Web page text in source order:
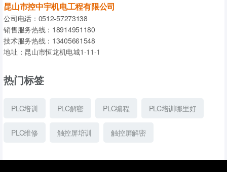
昆山市控中宇机电工程有限公司
公司电话：0512-57273138
销售服务热线：18914951180
技术服务热线：13405661548
地址：昆山市恒龙机电城1-11-1
热门标签
PLC培训 PLC解密 PLC编程 PLC培训哪里好
PLC维修 触控屏培训 触控屏解密